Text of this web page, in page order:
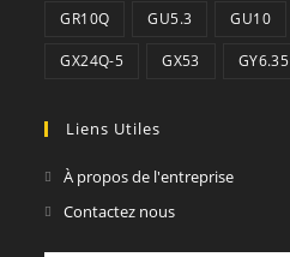
GR10Q GU5.3 GU10
GX24Q-5 GX53 GY6.35
Liens Utiles
À propos de l'entreprise
Contactez nous